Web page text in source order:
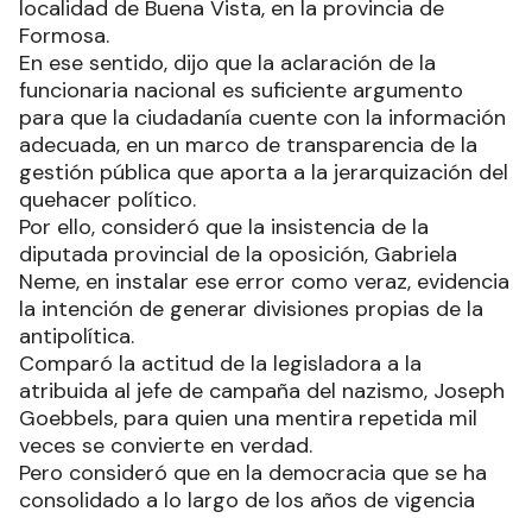
localidad de Buena Vista, en la provincia de
Formosa.
En ese sentido, dijo que la aclaración de la
funcionaria nacional es suficiente argumento
para que la ciudadanía cuente con la información
adecuada, en un marco de transparencia de la
gestión pública que aporta a la jerarquización del
quehacer político.
Por ello, consideró que la insistencia de la
diputada provincial de la oposición, Gabriela
Neme, en instalar ese error como veraz, evidencia
la intención de generar divisiones propias de la
antipolítica.
Comparó la actitud de la legisladora a la
atribuida al jefe de campaña del nazismo, Joseph
Goebbels, para quien una mentira repetida mil
veces se convierte en verdad.
Pero consideró que en la democracia que se ha
consolidado a lo largo de los años de vigencia